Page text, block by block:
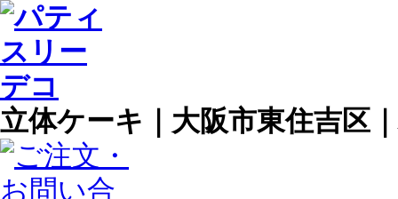
立体ケーキ｜大阪市東住吉区